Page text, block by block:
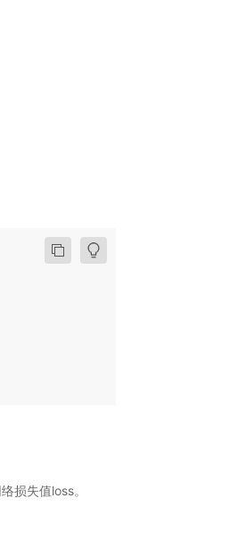
损失值loss。